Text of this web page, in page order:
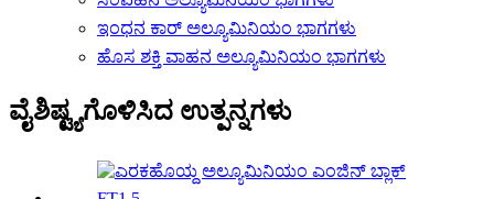
ಇಂಧನ ಕಾರ್ ಅಲ್ಯೂಮಿನಿಯಂ ಭಾಗಗಳು
ಹೊಸ ಶಕ್ತಿ ವಾಹನ ಅಲ್ಯೂಮಿನಿಯಂ ಭಾಗಗಳು
ವೈಶಿಷ್ಟ್ಯಗೊಳಿಸಿದ ಉತ್ಪನ್ನಗಳು